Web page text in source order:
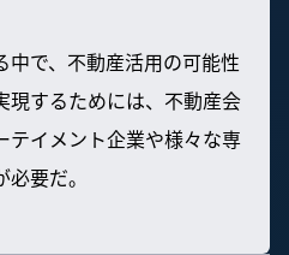
中で、不動産活用の可能性
現するためには、不動産会
テイメント企業や様々な専
要だ。